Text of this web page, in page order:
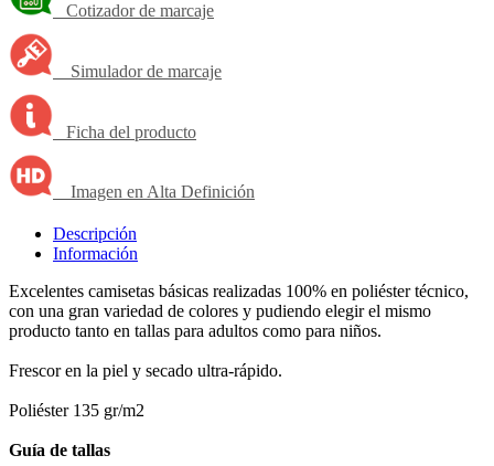
Cotizador de marcaje
Simulador de marcaje
Ficha del producto
Imagen en Alta Definición
Descripción
Información
Excelentes camisetas básicas realizadas 100% en poliéster técnico,
con una gran variedad de colores y pudiendo elegir el mismo
producto tanto en tallas para adultos como para niños.
Frescor en la piel y secado ultra-rápido.
Poliéster 135 gr/m2
Guía de tallas